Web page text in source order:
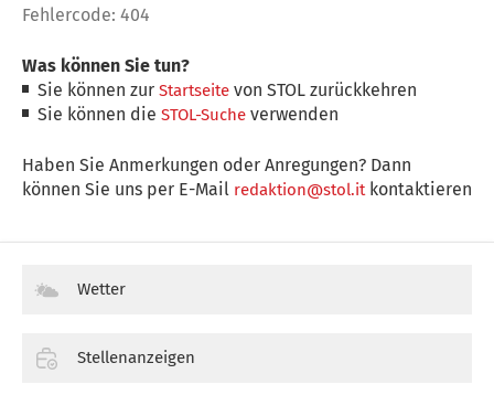
Fehlercode: 404
Was können Sie tun?
Sie können zurStartseite von STOL zurückkehren
Sie können dieSTOL-Suche verwenden
Haben Sie Anmerkungen oder Anregungen? Dann
können Sie uns per E-Mail redaktion@stol.itkontaktieren
Wetter
Stellenanzeigen